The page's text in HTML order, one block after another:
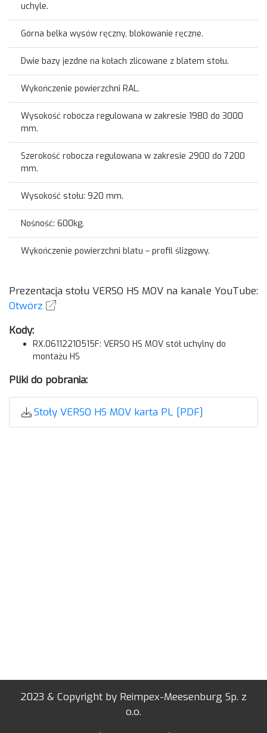
uchyle.
Górna belka wysów ręczny, blokowanie ręczne.
Dwie bazy jezdne na kołach zlicowane z blatem stołu.
Wykończenie powierzchni RAL.
Wysokość robocza regulowana w zakresie 1980 do 3000
mm.
Szerokość robocza regulowana w zakresie 2900 do 7200
mm.
Wysokość stołu: 920 mm.
Nośność: 600kg.
Wykończenie powierzchni blatu – profil ślizgowy.
Prezentacja stołu VERSO HS MOV na kanale YouTube:
Otwórz
Kody:
RX.06112210515F: VERSO HS MOV stół uchylny do
montażu HS
Pliki do pobrania:
Stoły VERSO HS MOV karta PL [PDF]
2023 & Copyright by Reimpex-Meesenburg Sp. z
o.o.